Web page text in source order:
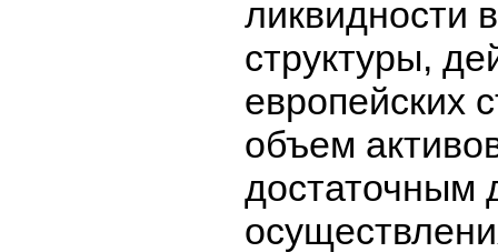
ликвидности
структуры,
европейских
объем
достаточным